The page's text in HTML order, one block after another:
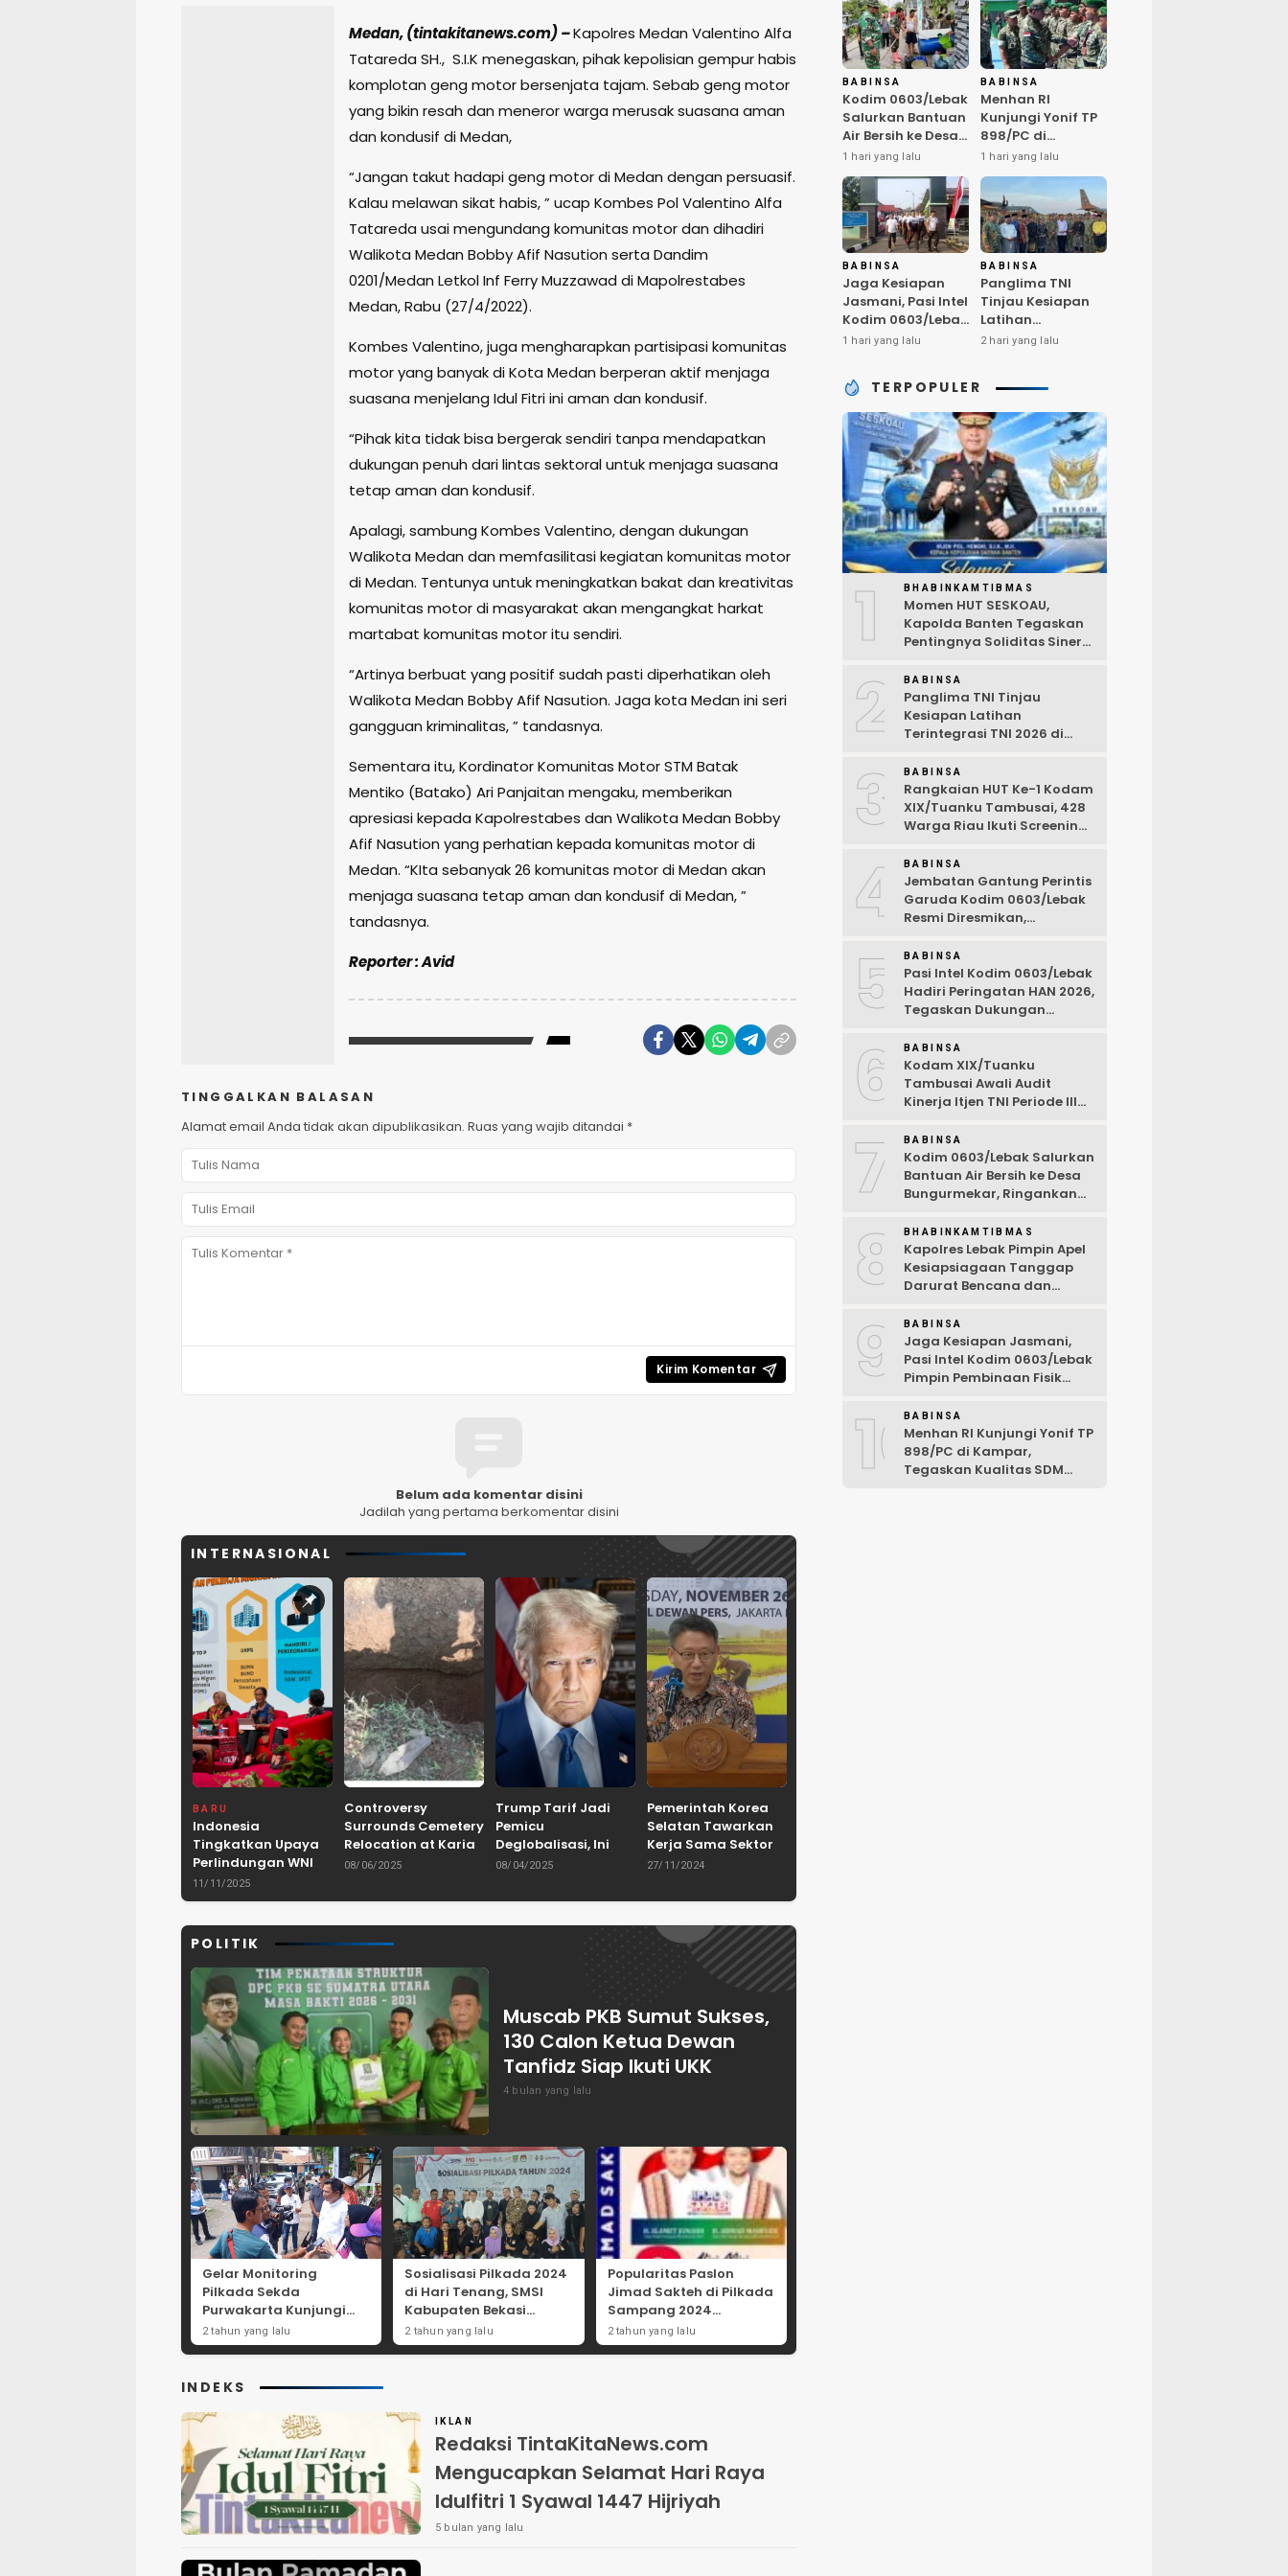
Medan, (tintakitanews.com) –Kapolres Medan Valentino Alfa
Tatareda SH., S.I.K menegaskan, pihak kepolisian gempur habis
komplotan geng motor bersenjata tajam. Sebab geng motor
yang bikin resah dan meneror warga merusak suasana aman
dan kondusif di Medan,
“Jangan takut hadapi geng motor di Medan dengan persuasif.
Kalau melawan sikat habis, ” ucap Kombes Pol Valentino Alfa
Tatareda usai mengundang komunitas motor dan dihadiri
Walikota Medan Bobby Afif Nasution serta Dandim
0201/Medan Letkol Inf Ferry Muzzawad di Mapolrestabes
Medan, Rabu (27/4/2022).
Kombes Valentino, juga mengharapkan partisipasi komunitas
motor yang banyak di Kota Medan berperan aktif menjaga
suasana menjelang Idul Fitri ini aman dan kondusif.
“Pihak kita tidak bisa bergerak sendiri tanpa mendapatkan
dukungan penuh dari lintas sektoral untuk menjaga suasana
tetap aman dan kondusif.
Apalagi, sambung Kombes Valentino, dengan dukungan
Walikota Medan dan memfasilitasi kegiatan komunitas motor
di Medan. Tentunya untuk meningkatkan bakat dan kreativitas
komunitas motor di masyarakat akan mengangkat harkat
martabat komunitas motor itu sendiri.
“Artinya berbuat yang positif sudah pasti diperhatikan oleh
Walikota Medan Bobby Afif Nasution. Jaga kota Medan ini seri
gangguan kriminalitas, ” tandasnya.
Sementara itu, Kordinator Komunitas Motor STM Batak
Mentiko (Batako) Ari Panjaitan mengaku, memberikan
apresiasi kepada Kapolrestabes dan Walikota Medan Bobby
Afif Nasution yang perhatian kepada komunitas motor di
Medan. “KIta sebanyak 26 komunitas motor di Medan akan
menjaga suasana tetap aman dan kondusif di Medan, ”
tandasnya.
Reporter : Avid
TINGGALKAN BALASAN
Alamat email Anda tidak akan dipublikasikan. Ruas yang wajib ditandai *
Belum ada komentar disini
Jadilah yang pertama berkomentar disini
INTERNASIONAL
BARU
Indonesia
Tingkatkan Upaya
Perlindungan WNI
dan Pemberantasan
TPPO di Asia
11/11/2025
Controversy
Surrounds Cemetery
Relocation at Karian
Dam Project in
08/06/2025
Trump Tarif Jadi
Pemicu
Deglobalisasi, Ini
Ulasan Tajam dari
ASPRINDO
08/04/2025
Pemerintah Korea
Selatan Tawarkan
Kerja Sama Sektor
Pertanian untuk
Pangan Indonesia
27/11/2024
POLITIK
Muscab PKB Sumut Sukses,
130 Calon Ketua Dewan
Tanfidz Siap Ikuti UKK
4 bulan yang lalu
Gelar Monitoring
Pilkada Sekda
Purwakarta Kunjungi
Beberapa TPS Yang Ada
Di Purwakarta
2 tahun yang lalu
Sosialisasi Pilkada 2024
di Hari Tenang, SMSI
Kabupaten Bekasi
Dorong Angka
Partisipasi Masyarakat
2 tahun yang lalu
Popularitas Paslon
Jimad Sakteh di Pilkada
Sampang 2024
Didorong Kebijakan
Populis dan Dukungan
2 tahun yang lalu
INDEKS
IKLAN
Redaksi TintaKitaNews.com
Mengucapkan Selamat Hari Raya
Idulfitri 1 Syawal 1447 Hijriyah
5 bulan yang lalu
BABINSA
Kodim 0603/Lebak
Salurkan Bantuan
Air Bersih ke Desa
Bungurmekar,
Ringankan Beban
Warga
Terdampak
Kemarau
1 hari yang lalu
BABINSA
Menhan RI
Kunjungi Yonif TP
898/PC di
Kampar,
Tegaskan
Kualitas SDM
Kunci Kekuatan
TNI
1 hari yang lalu
BABINSA
Jaga Kesiapan
Jasmani, Pasi Intel
Kodim 0603/Lebak
Pimpin Pembinaan
1 hari yang lalu
BABINSA
Panglima TNI
Tinjau Kesiapan
Latihan
Terintegrasi TNI
2 hari yang lalu
TERPOPULER
1 BHABINKAMTIBMAS
Momen HUT SESKOAU,
Kapolda Banten Tegaskan
Pentingnya Soliditas Sinergi
2 BABINSA
Panglima TNI Tinjau
Kesiapan Latihan
Terintegrasi TNI 2026 di
3 BABINSA
Rangkaian HUT Ke-1 Kodam
XIX/Tuanku Tambusai, 428
Warga Riau Ikuti Screening
4 BABINSA
Jembatan Gantung Perintis
Garuda Kodim 0603/Lebak
Resmi Diresmikan,
Desa Wanasalam
5 BABINSA
Pasi Intel Kodim 0603/Lebak
Hadiri Peringatan HAN 2026,
Tegaskan Dukungan
Ramah Anak
6 BABINSA
Kodam XIX/Tuanku
Tambusai Awali Audit
Kinerja Itjen TNI Periode III
7 BABINSA
Kodim 0603/Lebak Salurkan
Bantuan Air Bersih ke Desa
Bungurmekar, Ringankan
Kemarau
8 BHABINKAMTIBMAS
Kapolres Lebak Pimpin Apel
Kesiapsiagaan Tanggap
Darurat Bencana dan
9 BABINSA
Jaga Kesiapan Jasmani,
Pasi Intel Kodim 0603/Lebak
Pimpin Pembinaan Fisik
10BABINSA
Menhan RI Kunjungi Yonif TP
898/PC di Kampar,
Tegaskan Kualitas SDM